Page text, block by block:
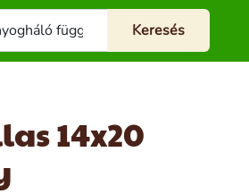
14x20